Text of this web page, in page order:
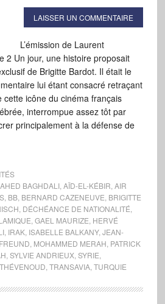
LAISSER UN COMMENTAIRE
L’émission de Laurent
2 Un jour, une histoire proposait
de Brigitte Bardot. Il était le
lui étant consacré retraçant
cette icône du cinéma français
interrompue assez tôt par
principalement à la défense de
BAGHDALI, AÏD-EL-KÉBIR AIR
, BB, BERNARD CAZENEUVE BRIGITTE
DÉCHÉANCE DE NATIONALITÉ
GAEL MAURIZE HERVÉ
, IRAK, ISABELLE BALKANY, JEAN-
MOHAMMED MERAH PATRICK
SYLVIE ANDRIEUX, SYRIE
TRANSAVIA, TURQUIE